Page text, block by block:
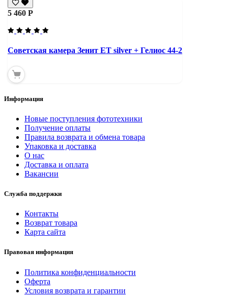
5 460 Р
Советская камера Зенит ЕТ silver + Гелиос 44-2
Информация
Новые поступления фототехники
Получение оплаты
Правила возврата и обмена товара
Упаковка и доставка
О нас
Доставка и оплата
Вакансии
Служба поддержки
Контакты
Возврат товара
Карта сайта
Правовая информация
Политика конфиденциальности
Оферта
Условия возврата и гарантии